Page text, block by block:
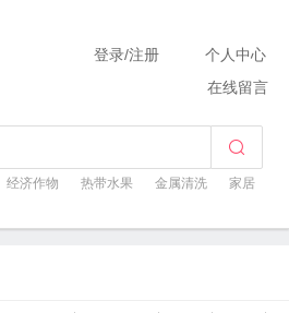
经济作物 热带水果 金属清洗
家居
登录/注册
个人中心
在线留言